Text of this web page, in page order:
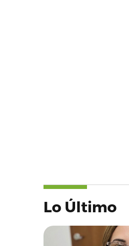
Lo Último